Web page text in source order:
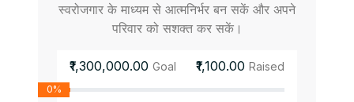
स्वरोजगार के माध्यम से आत्मनिर्भर बन सकें और अपने
परिवार को सशक्त कर सकें।
₹1,300,000.00 Goal ₹1,100.00 Raised
0%